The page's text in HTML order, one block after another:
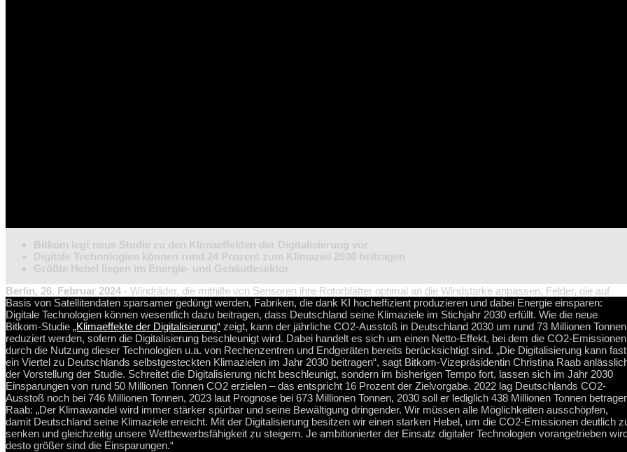
Bitkom legt neue Studie zu den Klimaeffekten der Digitalisierung vor
Digitale Technologien können rund 24 Prozent zum Klimaziel 2030 beitragen
Größte Hebel liegen im Energie- und Gebäudesektor
Berlin, 26. Februar 2024 - Windräder, die mithilfe von Sensoren ihre Rotorblätter optimal an die Windstärke anpassen, Felder, die auf
Basis von Satellitendaten sparsamer gedüngt werden, Fabriken, die dank KI hocheffizient produzieren und dabei Energie einsparen:
Digitale Technologien können wesentlich dazu beitragen, dass Deutschland seine Klimaziele im Stichjahr 2030 erfüllt. Wie die neue
Bitkom-Studie „Klimaeffekte der Digitalisierung“ zeigt, kann der jährliche CO2-Ausstoß in Deutschland 2030 um rund 73 Millionen Tonnen
reduziert werden, sofern die Digitalisierung beschleunigt wird. Dabei handelt es sich um einen Netto-Effekt, bei dem die CO2-Emissionen
durch die Nutzung dieser Technologien u.a. von Rechenzentren und Endgeräten bereits berücksichtigt sind. „Die Digitalisierung kann fast
ein Viertel zu Deutschlands selbstgesteckten Klimazielen im Jahr 2030 beitragen“, sagt Bitkom-Vizepräsidentin Christina Raab
der Vorstellung der Studie. Schreitet die Digitalisierung nicht beschleunigt, sondern im bisherigen Tempo fort, lassen sich im Jahr 2030
Einsparungen von rund 50 Millionen Tonnen CO2 erzielen – das entspricht 16 Prozent der Zielvorgabe. 2022 lag Deutschlands CO2-
Ausstoß noch bei 746 Millionen Tonnen, 2023 laut Prognose bei 673 Millionen Tonnen, 2030 soll er lediglich 438 Millionen Tonnen
Raab: „Der Klimawandel wird immer stärker spürbar und seine Bewältigung dringender. Wir müssen alle Möglichkeiten ausschöpfen,
damit Deutschland seine Klimaziele erreicht. Mit der Digitalisierung besitzen wir einen starken Hebel, um die CO2-Emissionen deutlich
senken und gleichzeitig unsere Wettbewerbsfähigkeit zu steigern. Je ambitionierter der Einsatz digitaler Technologien vorangetrieben
desto größer sind die Einsparungen.“